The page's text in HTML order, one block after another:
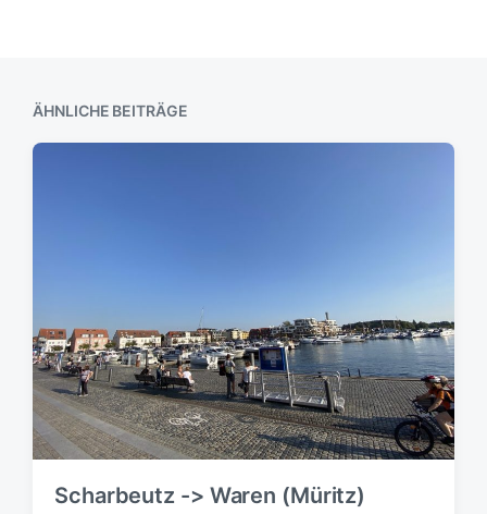
ÄHNLICHE BEITRÄGE
Scharbeutz -> Waren (Müritz)